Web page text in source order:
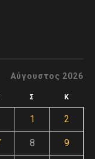
Αύγουστος 2026
Σ Κ
1 2
8 9